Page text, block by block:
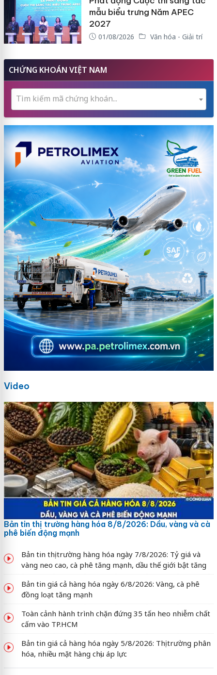
mẫu biểu trưng Năm APEC
2027
01/08/2026 Văn hóa - Giải trí
CHỨNG KHOÁN VIỆT NAM
Tìm kiếm mã chứng khoán...
Video
Bản tin thị trường hàng hóa 8/8/2026: Dầu, vàng và cà
phê biến động mạnh
Bản tin thị trường hàng hóa ngày 7/8/2026: Tỷ giá và
vàng neo cao, cà phê tăng mạnh, dầu thế giới bật tăng
Bản tin giá cả hàng hóa ngày 6/8/2026: Vàng, cà phê
đồng loạt tăng mạnh
Toàn cảnh hành trình chặn đứng 35 tấn heo nhiễm chất
cấm vào TP.HCM
Bản tin giá cả hàng hóa ngày 5/8/2026: Thị trường phân
hóa, nhiều mặt hàng chịu áp lực